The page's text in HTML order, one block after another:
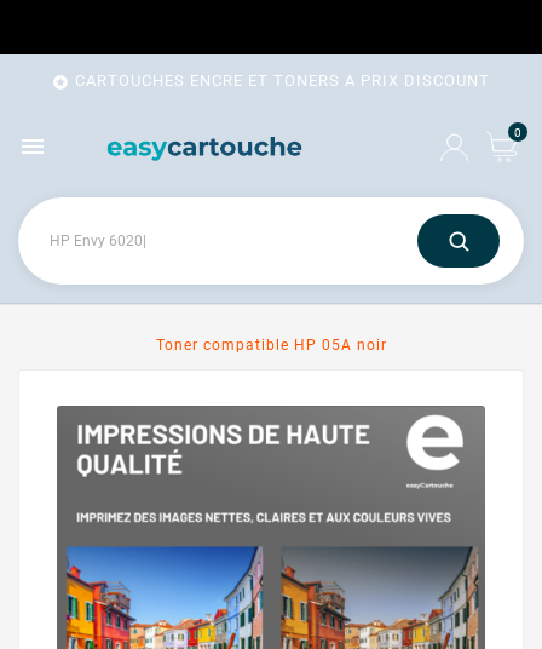
 CARTOUCHES ENCRE ET TONERS A PRIX DISCOUNT
 0
Toner compatible HP 05A noir